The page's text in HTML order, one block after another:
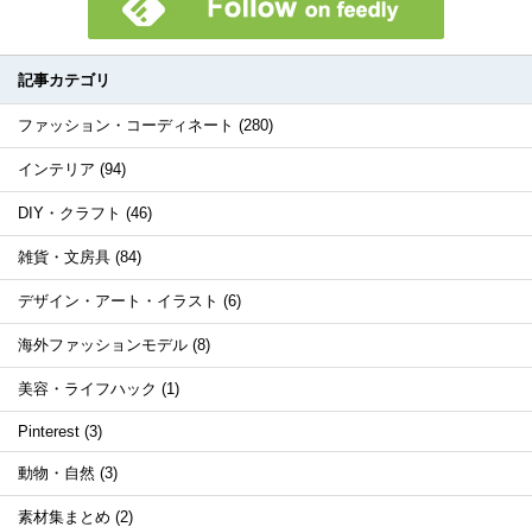
記事カテゴリ
ファッション・コーディネート (280)
インテリア (94)
DIY・クラフト (46)
雑貨・文房具 (84)
デザイン・アート・イラスト (6)
海外ファッションモデル (8)
美容・ライフハック (1)
Pinterest (3)
動物・自然 (3)
素材集まとめ (2)